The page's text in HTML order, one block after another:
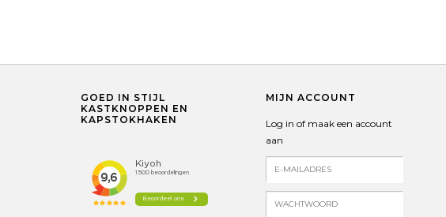
GOED IN STIJL
KASTKNOPPEN EN
KAPSTOKHAKEN
MIJN ACCOUNT
Log in of maak een account
aan